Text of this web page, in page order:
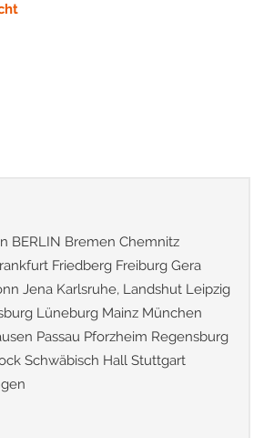
BERLIN Bremen Chemnitz
Friedberg Freiburg Gera
Jena Karlsruhe, Landshut Leipzig
Lüneburg Mainz München
Passau Pforzheim Regensburg
Schwäbisch Hall Stuttgart